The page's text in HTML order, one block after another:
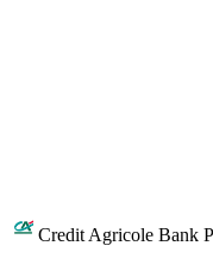
Credit Agricole Bank